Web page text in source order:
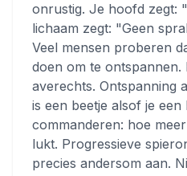
onrustig. Je hoofd zegt:
lichaam zegt: "Geen
Veel mensen proberen
doen om te
averechts. Ontspanning
is een beetje alsof je
commanderen: hoe
lukt. Progressieve
precies andersom aan.